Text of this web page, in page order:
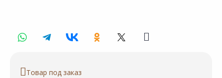
Товар под заказ